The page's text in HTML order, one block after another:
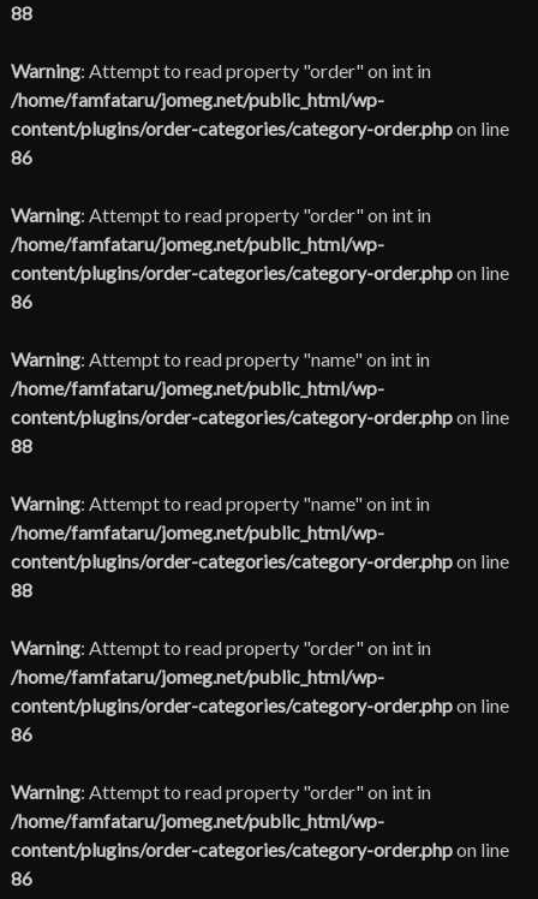
88
Warning: Attempt to read property "order" on int in
/home/famfataru/jomeg.net/public_html/wp-
content/plugins/order-categories/category-order.phpon line
86
Warning: Attempt to read property "order" on int in
/home/famfataru/jomeg.net/public_html/wp-
content/plugins/order-categories/category-order.phpon line
86
Warning: Attempt to read property "name" on int in
/home/famfataru/jomeg.net/public_html/wp-
content/plugins/order-categories/category-order.phpon line
88
Warning: Attempt to read property "name" on int in
/home/famfataru/jomeg.net/public_html/wp-
content/plugins/order-categories/category-order.phpon line
88
Warning: Attempt to read property "order" on int in
/home/famfataru/jomeg.net/public_html/wp-
content/plugins/order-categories/category-order.phpon line
86
Warning: Attempt to read property "order" on int in
/home/famfataru/jomeg.net/public_html/wp-
content/plugins/order-categories/category-order.phpon line
86